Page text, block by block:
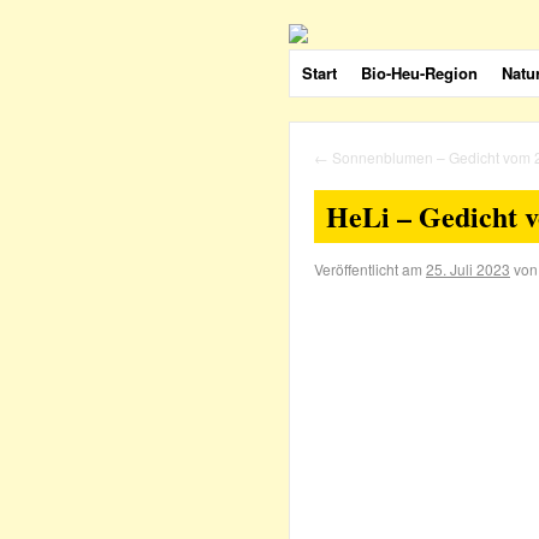
Start Bio-Heu-Region
← Sonnenblumen – Gedicht vom
HeLi – Gedicht
Veröffentlicht am 25. Juli 2023 von